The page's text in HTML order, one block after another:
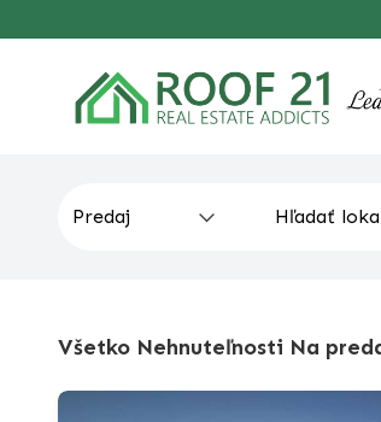
Všetko Nehnuteľnosti Na